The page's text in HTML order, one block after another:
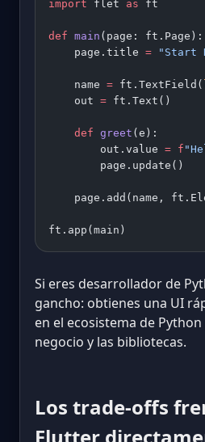
import flet as ft
def main (page: ft.Page):
    page.title
= "Start
    name
= ft.TextField(
    out
= ft.Text()
    def
greet (e):
        out.value
= f
        page.update()
page.add(name,
ft.app(main)
Si eres desarrollador de
gancho: obtienes una UI
en el ecosistema de
negocio y las bibliotecas.
Los trade-offs
Flutter